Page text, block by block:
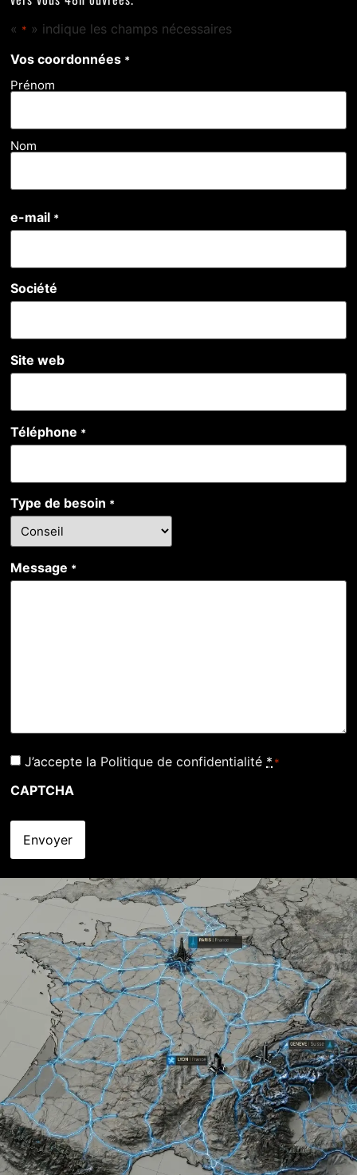
« * » indique les champs nécessaires
Vos coordonnées *
Prénom
Nom
e-mail *
Société
Site web
Téléphone *
Type de besoin *
Message *
RGPD
J’accepte la Politique de confidentialité * *
CAPTCHA